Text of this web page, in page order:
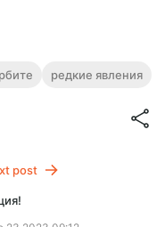
вечером 24
редкие явления
post